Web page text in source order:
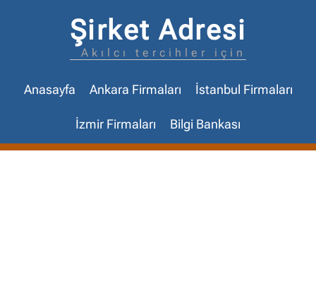
Şirket Adresi
Akılcı tercihler için
Anasayfa Ankara Firmaları İstanbul Firmaları
İzmir Firmaları Bilgi Bankası